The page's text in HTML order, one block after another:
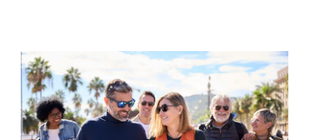
0
3
7
2
7
7
6
4
5
0
9
0
9
1
4
3
6